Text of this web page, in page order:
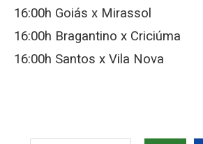
16:00h Goiás x Mirassol
16:00h Bragantino x Criciúma
16:00h Santos x Vila Nova